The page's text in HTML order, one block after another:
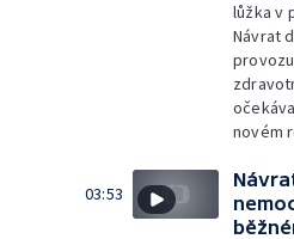
lůžka v
Návrat
provozu
novém
03:53